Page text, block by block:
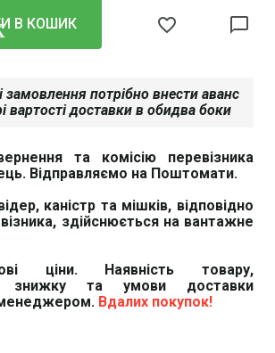
В КОШИК favorite_border chat_bubble_outline
замовлення потрібно внести аванс
вартості доставки в обидва боки
та комісію перевізника
Відправляємо на Поштомати.
каністр та мішків, відповідно
здійснюється на вантажне
ціни. Наявність товару,
знижку та умови доставки
Вдалих покупок!